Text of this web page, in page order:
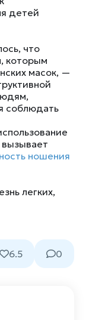
детей
что
которым
масок, —
соблюдать
ношения
легких,
6.5 0